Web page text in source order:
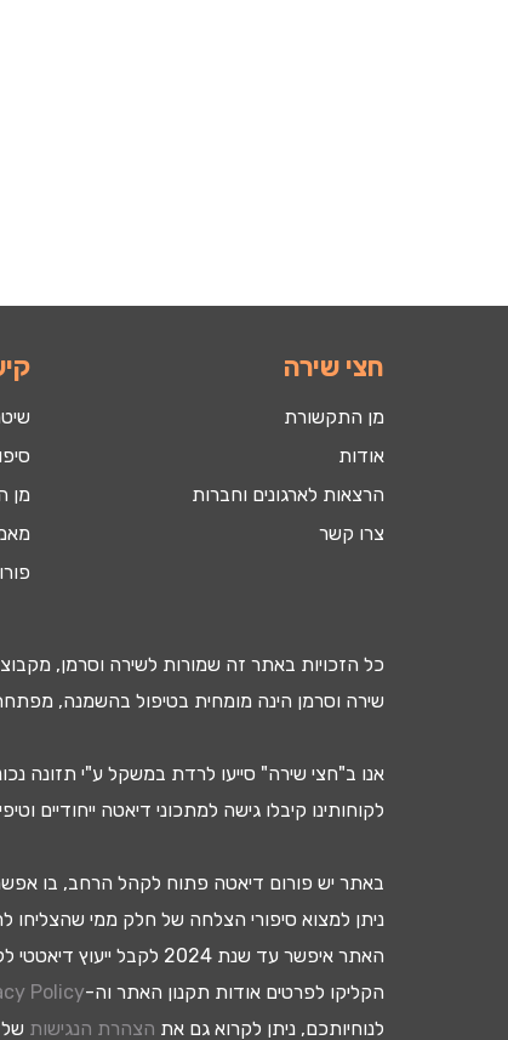
מן
חצי שירה
מן התקשורת
אודות
הרצאות לארגונים וחברות
צרו קשר
כל הזכויות באתר זה שמורות לשירה וסרמן,
שירה וסרמן הינה מומחית בטיפול בהשמנה,
אנו ב"חצי שירה" סייעו לרדת במשקל ע"י תזונה
לקוחותינו קיבלו גישה למתכוני דיאטה ייחודיים
באתר יש פורום דיאטה פתוח לקהל הרחב, בו אפשר
ניתן למצוא סיפורי הצלחה של חלק ממי שהצליחו
האתר איפשר עד שנת 2024 לקבל
ייעוץ דיאטטי
הקליקו לפרטים אודות תקנון האתר וה-Policy
לנוחיותכם, ניתן לקרוא גם את הצהרת הנגישות